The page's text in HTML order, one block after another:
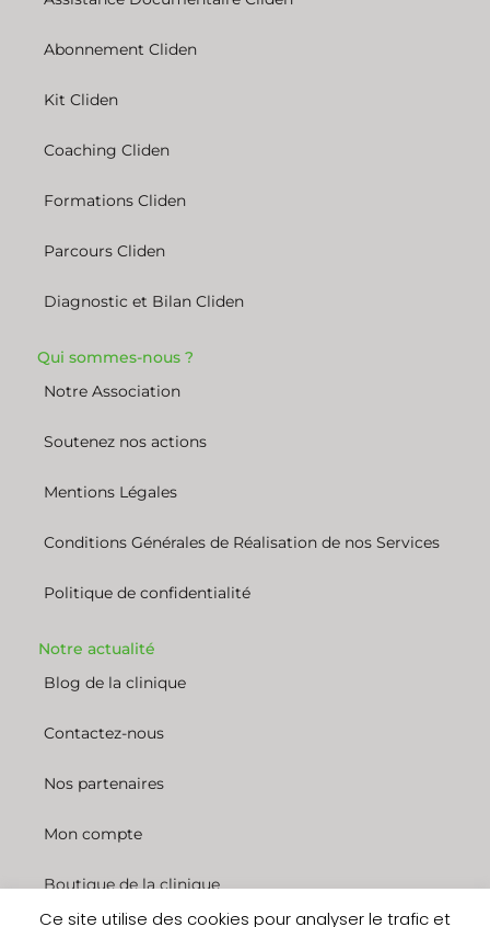
Abonnement Cliden
Kit Cliden
Coaching Cliden
Formations Cliden
Parcours Cliden
Diagnostic et Bilan Cliden
Qui sommes-nous ?
Notre Association
Soutenez nos actions
Mentions Légales
Conditions Générales de Réalisation de nos Services
Politique de confidentialité
Notre actualité
Blog de la clinique
Contactez-nous
Nos partenaires
Mon compte
Boutique de la clinique
Ce site utilise des cookies pour analyser le trafic et